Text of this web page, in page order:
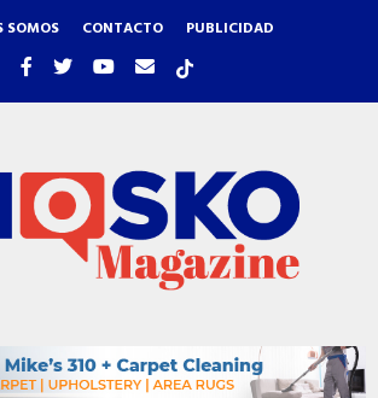
SOMOS CONTACTO PUBLICIDAD